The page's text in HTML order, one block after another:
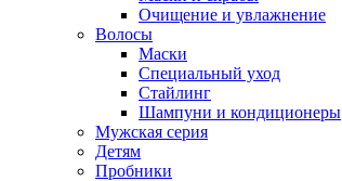
Очищение и увлажнение
Волосы
Маски
Специальный уход
Стайлинг
Шампуни и кондиционеры
Мужская серия
Детям
Пробники